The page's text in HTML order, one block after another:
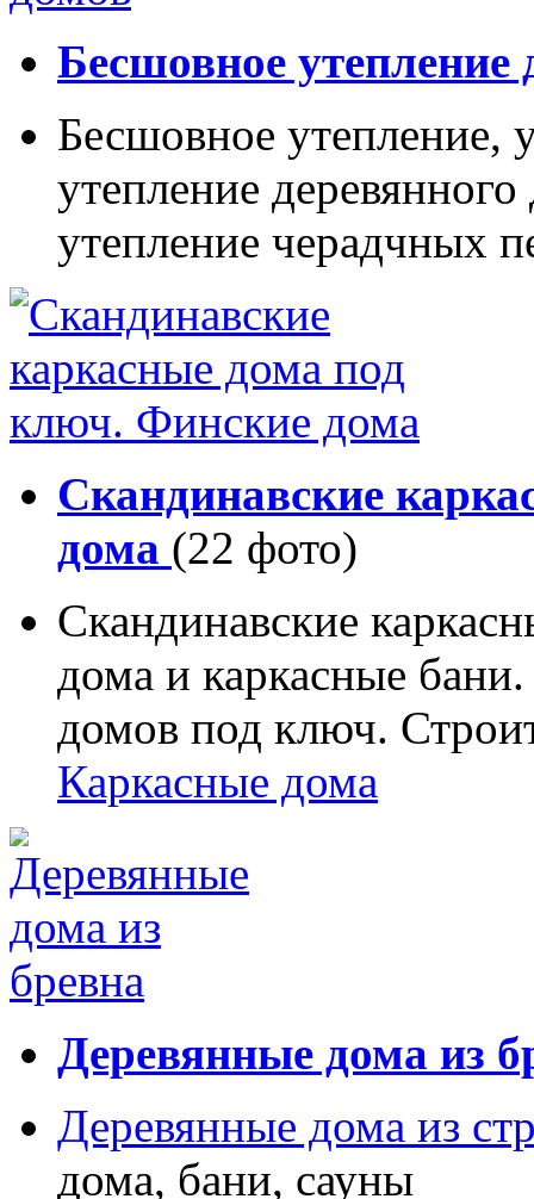
Бесшовное утепление
Бесшовное утепление,
утепление
утепление черадчных
Скандинавские
дома (22 фото)
Скандинавские
дома и каркасные
домов под ключ.
Каркасные дома
Деревянные дома из
Деревянные дома из
дома, бани, сауны